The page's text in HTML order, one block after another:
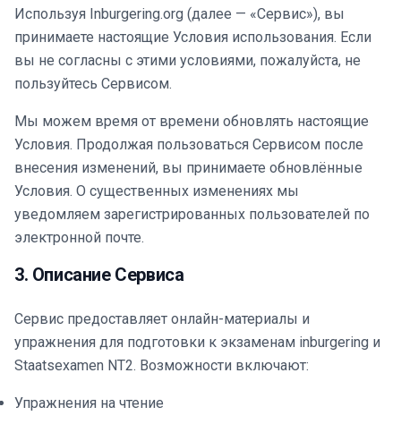
Используя Inburgering.org (далее — «Сервис»), вы
принимаете настоящие Условия использования. Если
вы не согласны с этими условиями, пожалуйста, не
пользуйтесь Сервисом.
Мы можем время от времени обновлять настоящие
Условия. Продолжая пользоваться Сервисом после
внесения изменений, вы принимаете обновлённые
Условия. О существенных изменениях мы
уведомляем зарегистрированных пользователей по
электронной почте.
3. Описание Сервиса
Сервис предоставляет онлайн-материалы и
упражнения для подготовки к экзаменам inburgering и
Staatsexamen NT2. Возможности включают:
Упражнения на чтение